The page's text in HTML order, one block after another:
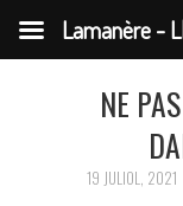
NE
19 JULIOL, 2021
Lamanère -